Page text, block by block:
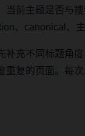
当前主题是否与
、canonical、
补充不同标题角
重复的页面。每